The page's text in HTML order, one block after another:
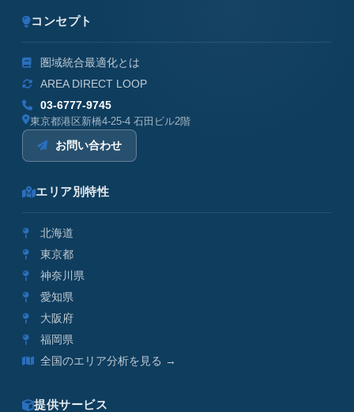
コンセプト
圏域統合最適化とは
AREA DIRECT LOOP
03-6777-9745
東京都港区新橋4-25-4 石田ビル2階
お問い合わせ
エリア別特性
北海道
東京都
神奈川県
愛知県
大阪府
福岡県
全国のエリア分析を見る →
提供サービス